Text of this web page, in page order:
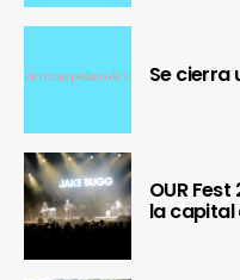
Se cierra
OUR
la capital